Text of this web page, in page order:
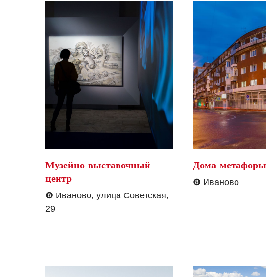
Музейно-выставочный
центр
❽ Иваново, улица Советская,
29
Дома-метафоры
❽ Иваново